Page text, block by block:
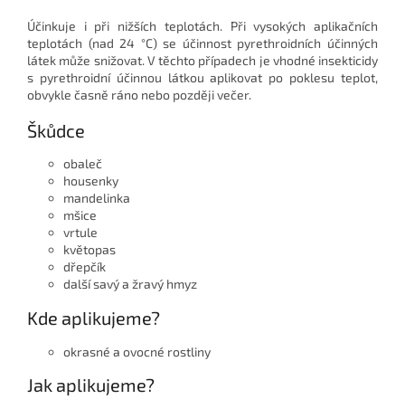
Účinkuje i při nižších teplotách. Při vysokých aplikačních
teplotách (nad 24 °C) se účinnost pyrethroidních účinných
látek může snižovat. V těchto případech je vhodné insekticidy
s pyrethroidní účinnou látkou aplikovat po poklesu teplot,
obvykle časně ráno nebo později večer.
Škůdce
obaleč
housenky
mandelinka
mšice
vrtule
květopas
dřepčík
další savý a žravý hmyz
Kde aplikujeme?
okrasné a ovocné rostliny
Jak aplikujeme?